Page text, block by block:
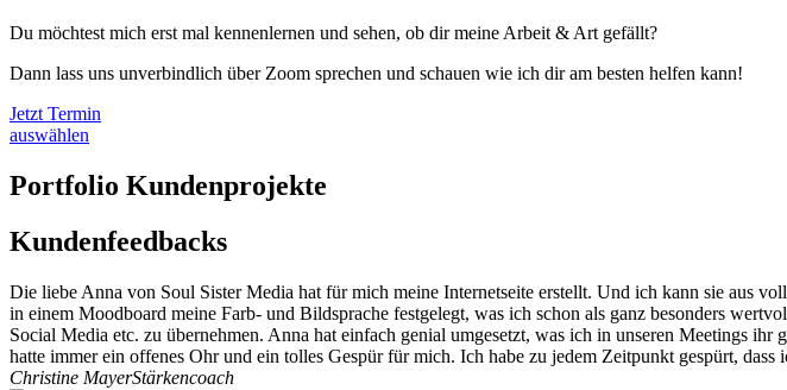
Du möchtest mich erst mal kennenlernen und sehen, ob dir meine Arbeit & Art gefällt?
Dann lass uns unverbindlich über Zoom sprechen und schauen wie ich dir am besten helfen kann!
Jetzt Termin
auswählen
Portfolio Kundenprojekte
Kundenfeedbacks
Die liebe Anna von Soul Sister Media hat für mich meine Internetseite erstellt. Und ich kann sie aus
in einem Moodboard meine Farb- und Bildsprache festgelegt, was ich schon als ganz besonders
Social Media etc. zu übernehmen. Anna hat einfach genial umgesetzt, was ich in unseren Meetings
hatte immer ein offenes Ohr und ein tolles Gespür für mich. Ich habe zu jedem Zeitpunkt gespürt,
Christine MayerStärkencoach